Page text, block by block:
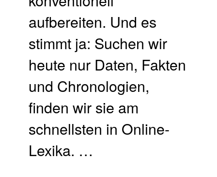
aufbereiten. Und es
stimmt ja: Suchen wir
heute nur Daten, Fakten
und Chronologien,
finden wir sie am
schnellsten in Online-
Lexika. …